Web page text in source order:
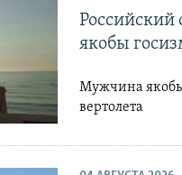
Российский
якобы
Мужчина якобы
вертолета